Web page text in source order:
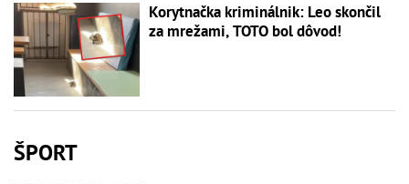
Korytnačka kriminálnik: Leo skončil
za mrežami, TOTO bol dôvod!
ŠPORT